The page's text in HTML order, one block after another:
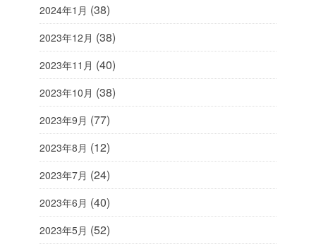
2024年1月 (38)
2023年12月 (38)
2023年11月 (40)
2023年10月 (38)
2023年9月 (77)
2023年8月 (12)
2023年7月 (24)
2023年6月 (40)
2023年5月 (52)